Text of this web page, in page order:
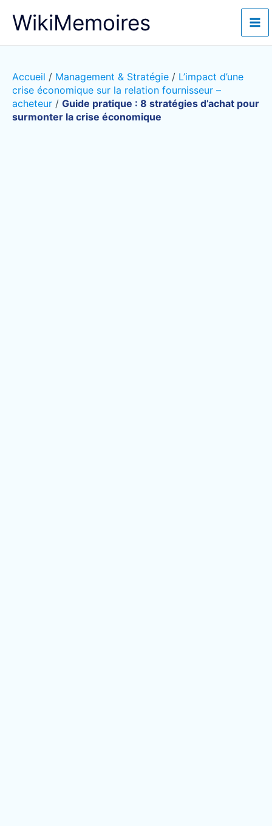
WikiMemoires
Accueil / Management & Stratégie / L’impact d’une
crise économique sur la relation fournisseur –
acheteur / Guide pratique : 8 stratégies d’achat pour
surmonter la crise économique